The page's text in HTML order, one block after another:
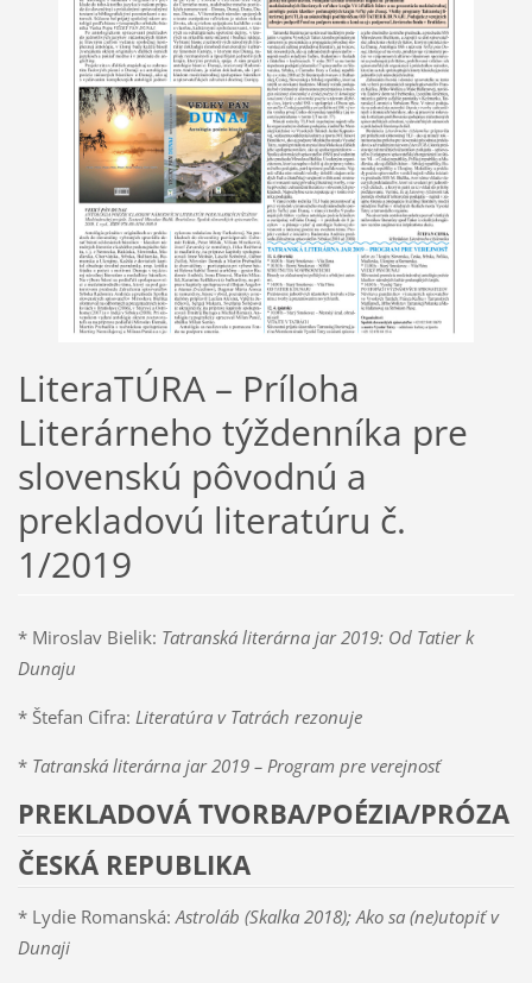
LiteraTÚRA – Príloha
Literárneho týždenníka pre
slovenskú pôvodnú a
prekladovú literatúru č.
1/2019
* Miroslav Bielik: Tatranská literárna jar 2019: Od Tatier k
Dunaju
* Štefan Cifra: Literatúra v Tatrách rezonuje
* Tatranská literárna jar 2019 – Program pre verejnosť
PREKLADOVÁ TVORBA/POÉZIA/PRÓZA
ČESKÁ REPUBLIKA
* Lydie Romanská:Astroláb (Skalka 2018); Ako sa (ne)utopiť v
Dunaji